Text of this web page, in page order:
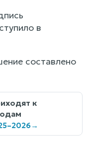
в
составлено
к
→